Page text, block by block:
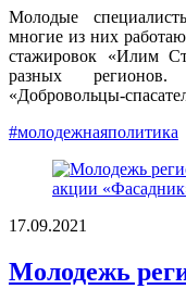
Молодые
многие из них
стажировок «Илим
разных регионов.
«Добровольцы-
#молодежнаяполитика
17.09.2021
Молодежь